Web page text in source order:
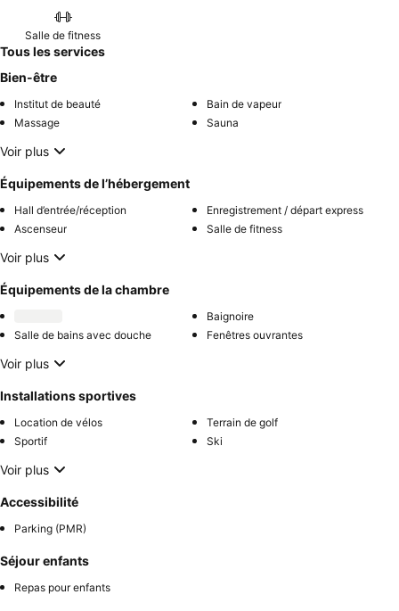
Salle de fitness
Tous les services
Bien-être
Institut de beauté
Bain de vapeur
Massage
Sauna
Voir plus
Équipements de l’hébergement
Hall d’entrée/réception
Enregistrement / départ express
Ascenseur
Salle de fitness
Voir plus
Équipements de la chambre
Baignoire
Salle de bains avec douche
Fenêtres ouvrantes
Voir plus
Installations sportives
Location de vélos
Terrain de golf
Sportif
Ski
Voir plus
Accessibilité
Parking (PMR)
Séjour enfants
Repas pour enfants